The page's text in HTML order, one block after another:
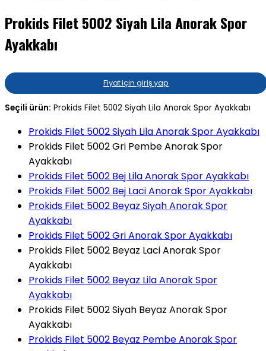
Prokids Filet 5002 Siyah Lila Anorak Spor
Ayakkabı
Fiyat için giriş yap
Seçili ürün: Prokids Filet 5002 Siyah Lila Anorak Spor Ayakkabı
Prokids Filet 5002 Siyah Lila Anorak Spor Ayakkabı
Prokids Filet 5002 Gri Pembe Anorak Spor
Ayakkabı
Prokids Filet 5002 Bej Lila Anorak Spor Ayakkabı
Prokids Filet 5002 Bej Laci Anorak Spor Ayakkabı
Prokids Filet 5002 Beyaz Siyah Anorak Spor
Ayakkabı
Prokids Filet 5002 Gri Anorak Spor Ayakkabı
Prokids Filet 5002 Beyaz Laci Anorak Spor
Ayakkabı
Prokids Filet 5002 Beyaz Lila Anorak Spor
Ayakkabı
Prokids Filet 5002 Siyah Beyaz Anorak Spor
Ayakkabı
Prokids Filet 5002 Beyaz Pembe Anorak Spor